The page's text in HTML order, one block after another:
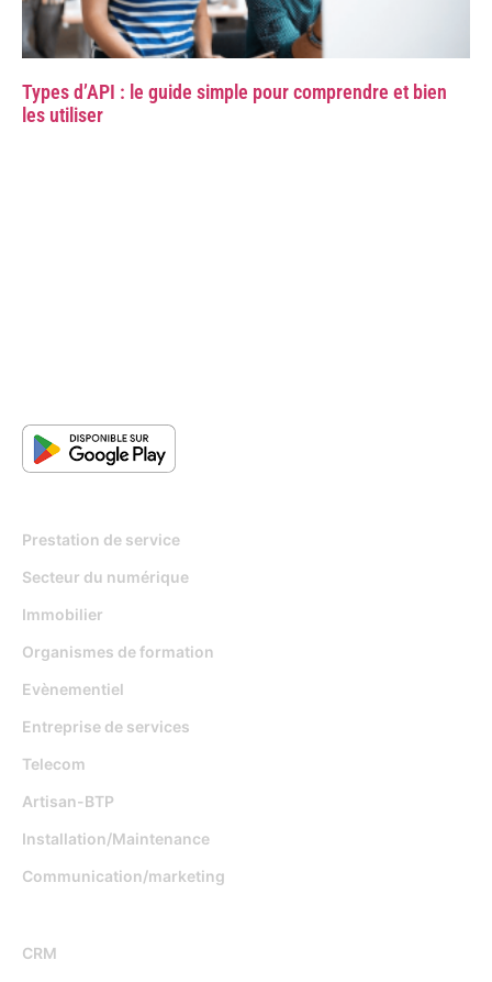
Types d’API : le guide simple pour comprendre et bien
les utiliser
Prestation de service
Secteur du numérique
Immobilier
Organismes de formation
Evènementiel
Entreprise de services
Telecom
Artisan-BTP
Installation/Maintenance
Communication/marketing
CRM